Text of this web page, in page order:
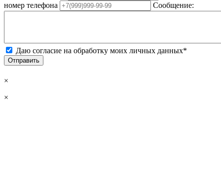
номер телефона
Сообщение:
Даю согласие на обработку моих личных данных*
Отправить
×
×